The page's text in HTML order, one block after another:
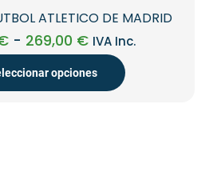
opciones
se
pueden
elegir
en
ATLETICO DE MADRID
- 269,00 €Rango
de
precios:
desde
IVA Inc.
opciones